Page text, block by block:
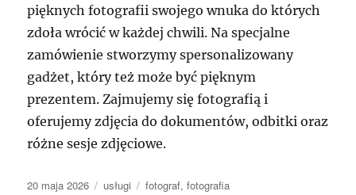
pięknych fotografii swojego wnuka do których
zdoła wrócić w każdej chwili. Na specjalne
zamówienie stworzymy spersonalizowany
gadżet, który też może być pięknym
prezentem. Zajmujemy się fotografią i
oferujemy zdjęcia do dokumentów, odbitki oraz
różne sesje zdjęciowe.
Data
20 maja 2026 Kategorie
usługi Tagi
fotograf,fotografia